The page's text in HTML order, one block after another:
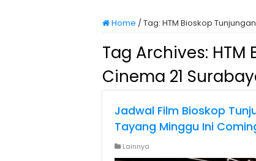
Home /Tag: HTM Bioskop
Tag Archives: HTM
Cinema 21
Jadwal Film Bioskop
Tayang Minggu Ini
Lainnya